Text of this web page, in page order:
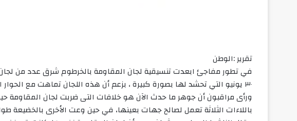
تقرير :الوطن
في تطور مفاجئ ابعدت تنسيقية لجان المقاومة بالخرطوم شرق عدد من
٣٠ يونيو التي تحشد لها بصورة كبيرة ، بزعم أن هذه اللجان تماهت مع الحوار السوداني_ سوداني .
ورأى مراقبون أن جوهر ما حدث الآن هو خلافات التى ضربت لجان المقاومة
باللاءات الثلاثة تعمل لصالح جهات بعينها، في حين وعت الأخرى بالخضيعة